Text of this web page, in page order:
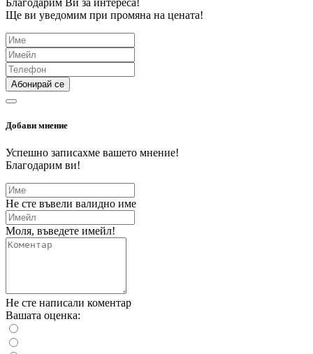
Благодарим Ви за интереса!
Ще ви уведомим при промяна на цената!
Абонирай се
Добави мнение
Успешно записахме вашето мнение!
Благодарим ви!
Не сте въвели валидно име
Моля, въведете имейл!
Не сте написали коментар
Вашата оценка: